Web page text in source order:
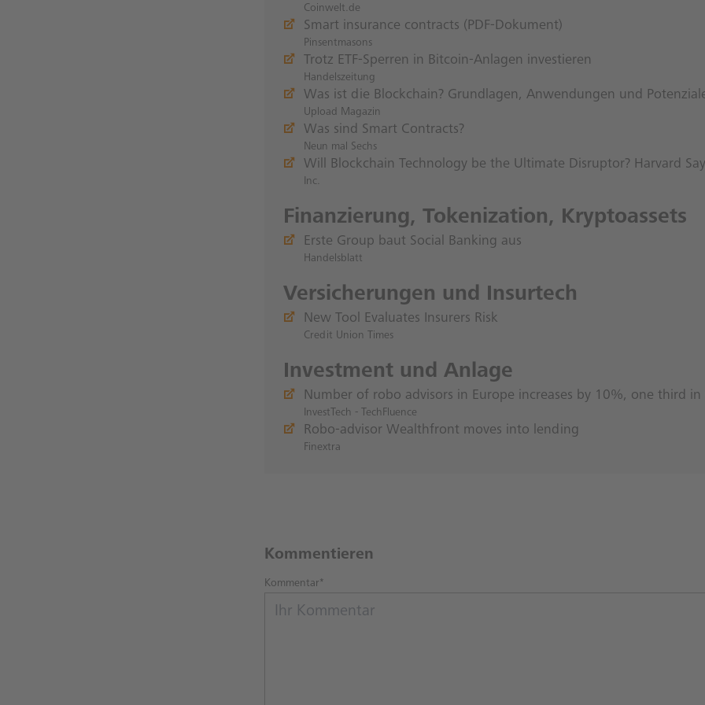
Coinwelt.de
Smart insurance contracts (PDF-Dokument)
Pinsentmasons
Trotz ETF-Sperren in Bitcoin-Anlagen investieren
Handelszeitung
Was ist die Blockchain? Grundlagen, Anwendungen und
Upload Magazin
Was sind Smart Contracts?
Neun mal Sechs
Will Blockchain Technology be the Ultimate Disruptor? Harvard
Inc.
Finanzierung, Tokenization, Kryptoassets
Erste Group baut Social Banking aus
Handelsblatt
Versicherungen und Insurtech
New Tool Evaluates Insurers Risk
Credit Union Times
Investment und Anlage
Number of robo advisors in Europe increases by 10%, one third in
InvestTech - TechFluence
Robo-advisor Wealthfront moves into lending
Finextra
Kommentieren
Kommentar*